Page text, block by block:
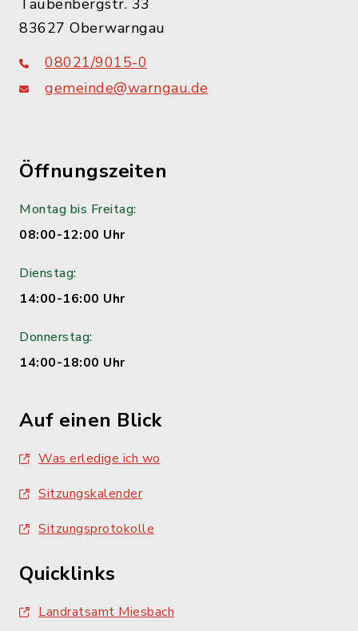
Taubenbergstr. 33
83627 Oberwarngau
08021/9015-0
gemeinde@warngau.de
Öffnungszeiten
Montag bis Freitag:
08:00-12:00 Uhr
Dienstag:
14:00-16:00 Uhr
Donnerstag:
14:00-18:00 Uhr
Auf einen Blick
Was erledige ich wo
Sitzungskalender
Sitzungsprotokolle
Quicklinks
Landratsamt Miesbach